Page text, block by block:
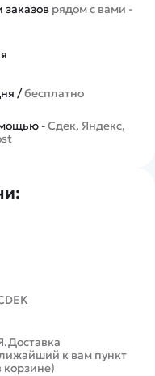
заказов рядом с вами -
/бесплатно
-Сдек, Яндекс,
к вам пункт
корзине)